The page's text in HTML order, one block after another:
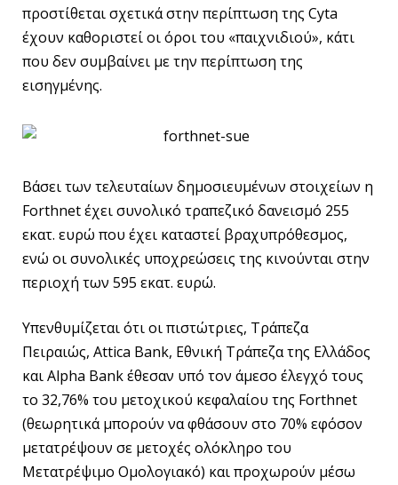
προστίθεται σχετικά στην περίπτωση της Cyta
έχουν καθοριστεί οι όροι του «παιχνιδιού», κάτι
που δεν συμβαίνει με την περίπτωση της
εισηγμένης.
Βάσει των τελευταίων δημοσιευμένων στοιχείων η
Forthnet έχει συνολικό τραπεζικό δανεισμό 255
εκατ. ευρώ που έχει καταστεί βραχυπρόθεσμος,
ενώ οι συνολικές υποχρεώσεις της κινούνται στην
περιοχή των 595 εκατ. ευρώ.
Υπενθυμίζεται ότι οι πιστώτριες, Τράπεζα
Πειραιώς, Attica Bank, Εθνική Τράπεζα της Ελλάδος
και Alpha Bank έθεσαν υπό τον άμεσο έλεγχό τους
το 32,76% του μετοχικού κεφαλαίου της Forthnet
(θεωρητικά μπορούν να φθάσουν στο 70% εφόσον
μετατρέψουν σε μετοχές ολόκληρο του
Μετατρέψιμο Ομολογιακό) και προχωρούν μέσω